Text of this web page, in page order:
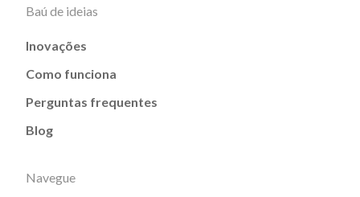
Baú de ideias
Inovações
Como funciona
Perguntas frequentes
Blog
Navegue